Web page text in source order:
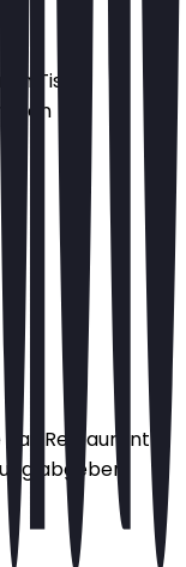
Tisch
das Restaurant
abgeben.